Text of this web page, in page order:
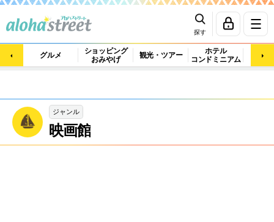
探す
グルメ
ショッピング
おみやげ
観光・ツアー
ホテル
コンドミニアム
マッ
ジャンル
映画館